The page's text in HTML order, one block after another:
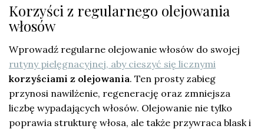
Korzyści z regularnego olejowania
włosów
Wprowadź regularne olejowanie włosów do swojej
rutyny pielęgnacyjnej, aby cieszyć się licznymi
korzyściami z olejowania. Ten prosty zabieg
przynosi nawilżenie, regenerację oraz zmniejsza
liczbę wypadających włosów. Olejowanie nie tylko
poprawia strukturę włosa, ale także przywraca blask i